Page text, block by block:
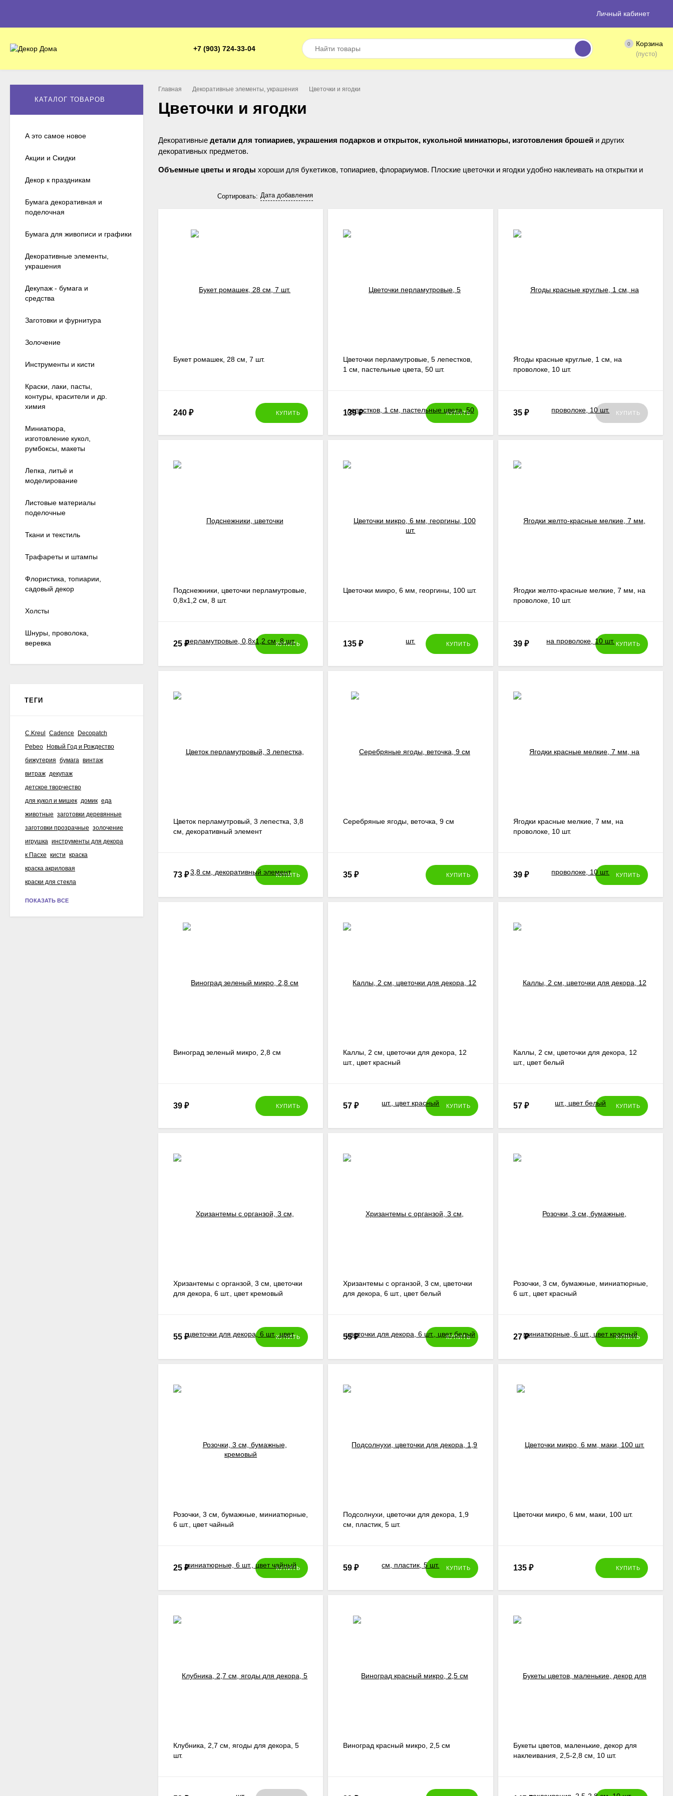
Личный кабинет
+7 (903) 724-33-04
0 Корзина
(пусто)
Главная Декоративные элементы, украшения Цветочки и ягодки
Цветочки и ягодки
Декоративные детали для топиариев, украшения подарков и открыток, кукольной миниатюры, изготовления брошей и других
декоративных предметов.
Объемные цветы и ягоды хороши для букетиков, топиариев, флорариумов. Плоские цветочки и ягодки удобно наклеивать на открытки и
цветов,плодов и ягодв рубриках раздела "Флористика".
Сортировать: Дата добавления
Букет ромашек, 28 см, 7 шт.
240 ₽ КУПИТЬ
Цветочки перламутровые, 5 лепестков,
1 см, пастельные цвета, 50 шт.
139₽ КУПИТЬ
Ягоды красные круглые, 1 см, на
проволоке, 10 шт.
35 ₽ КУПИТЬ
Подснежники, цветочки перламутровые,
0,8х1,2 см, 8 шт.
25 ₽ КУПИТЬ
Цветочки микро, 6 мм, георгины, 100 шт.
135₽ КУПИТЬ
Ягодки желто-красные мелкие, 7 мм, на
проволоке, 10 шт.
39 ₽ КУПИТЬ
Цветок перламутровый, 3 лепестка, 3,8
см, декоративный элемент
73 ₽ КУПИТЬ
Серебряные ягоды, веточка, 9 см
35₽ КУПИТЬ
Ягодки красные мелкие, 7 мм, на
проволоке, 10 шт.
39 ₽ КУПИТЬ
Виноград зеленый микро, 2,8 см
39 ₽ КУПИТЬ
Каллы, 2 см, цветочки для декора, 12
шт., цвет красный
57₽ КУПИТЬ
Каллы, 2 см, цветочки для декора, 12
шт., цвет белый
57 ₽ КУПИТЬ
Хризантемы с органзой, 3 см, цветочки
для декора, 6 шт., цвет кремовый
55 ₽ КУПИТЬ
Хризантемы с органзой, 3 см, цветочки
для декора, 6 шт., цвет белый
55₽ КУПИТЬ
Розочки, 3 см, бумажные, миниатюрные,
6 шт., цвет красный
27₽ КУПИТЬ
Розочки, 3 см, бумажные, миниатюрные,
6 шт., цвет чайный
25 ₽ КУПИТЬ
Подсолнухи, цветочки для декора, 1,9
см, пластик, 5 шт.
59₽ КУПИТЬ
Цветочки микро, 6 мм, маки, 100 шт.
135 ₽ КУПИТЬ
Клубника, 2,7 см, ягоды для декора, 5
шт.
Виноград красный микро, 2,5 см
Букеты цветов, маленькие, декор для
наклеивания, 2,5-2,8 см, 10 шт.
КАТАЛОГ ТОВАРОВ
А это самое новое
Акции и Скидки
Декор к праздникам
Бумага декоративная и
поделочная
Бумага для живописи и графики
Декоративные элементы,
украшения
Декупаж - бумага и
средства
Заготовки и фурнитура
Золочение
Инструменты и кисти
Краски, лаки, пасты,
контуры, красители и др.
химия
Миниатюра,
изготовление кукол,
румбоксы, макеты
Лепка, литьё и
моделирование
Листовые материалы
поделочные
Ткани и текстиль
Трафареты и штампы
Флористика, топиарии,
садовый декор
Холсты
Шнуры, проволока,
веревка
ТЕГИ
C.Kreul Cadence
Decopatch
Pebeo
Новый Год и Рождество
бижутерия бумага винтаж
витраж декупаж
детское творчество
для кукол и мишек домик еда
животные заготовки деревянные
заготовки прозрачные золочение
игрушка инструменты для декора
к Пасхе кисти краска
краска акриловая
краски для стекла
ПОКАЗАТЬ ВСЕ